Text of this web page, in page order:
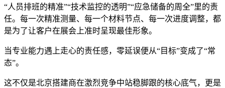
“人员排班的精准”“技术监控的透明”“应急储备的周全”里的责
任。每一次精准测量、每一个材料节点、每一次进度调整，都
是为了让客户在展会上准时呈现最佳形象。
当专业能力遇上走心的责任感，零延误便从“目标”变成了“常
态”。
这不仅是北京搭建商在激烈竞争中站稳脚跟的核心底气，更是